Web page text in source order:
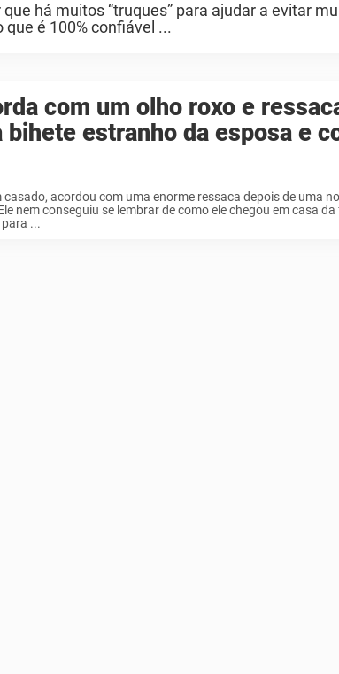
há muitos “truques” para ajudar a evitar
é 100% confiável ...
com um olho roxo e
bihete estranho da esposa e
acordou com uma enorme ressaca depois de uma
nem conseguiu se lembrar de como ele chegou em casa da
...